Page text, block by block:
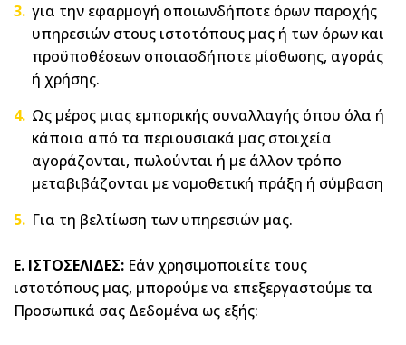
για την εφαρμογή οποιωνδήποτε όρων παροχής
υπηρεσιών στους ιστοτόπους μας ή των όρων και
προϋποθέσεων οποιασδήποτε μίσθωσης, αγοράς
ή χρήσης.
Ως μέρος μιας εμπορικής συναλλαγής όπου όλα ή
κάποια από τα περιουσιακά μας στοιχεία
αγοράζονται, πωλούνται ή με άλλον τρόπο
μεταβιβάζονται με νoμοθετική πράξη ή σύμβαση
Για τη βελτίωση των υπηρεσιών μας.
Ε. ΙΣΤΟΣΕΛΙΔΕΣ: Εάν χρησιμοποιείτε τους
ιστοτόπους μας, μπορούμε να επεξεργαστούμε τα
Προσωπικά σας Δεδομένα ως εξής: